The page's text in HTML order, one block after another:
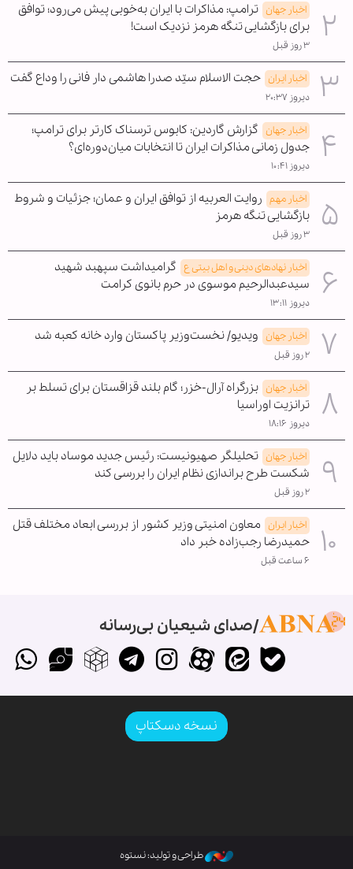
اخبار جهان ترامپ: مذاکرات با ایران به‌خوبی پیش می‌رود؛ توافق
برای بازگشایی تنگه هرمز نزدیک است!
۳ روز قبل
اخبار ایران حجت الاسلام سیّد صدرا هاشمی دار فانی را وداع گفت
دیروز ۲۰:۳۷
اخبار جهان گزارش گاردین: کابوس ترسناک کارتر برای ترامپ؛
جدول زمانی مذاکرات ایران تا انتخابات میان‌دوره‌ای؟
دیروز ۱۰:۴۱
اخبار مهم روایت العربیه از توافق ایران و عمان؛ جزئیات و شروط
بازگشایی تنگه هرمز
۳ روز قبل
اخبار نهادهای دینی و اهل بیتی ع گرامیداشت سپهبد شهید
سیدعبدالرحیم موسوی در حرم بانوی کرامت
دیروز ۱۳:۱۱
اخبار جهان ویدیو/ نخست‌وزیر پاکستان وارد خانه کعبه شد
۲ روز قبل
اخبار جهان بزرگراه آرال-خزر؛ گام بلند قزاقستان برای تسلط بر
ترانزیت اوراسیا
دیروز ۱۸:۱۶
اخبار جهان تحلیلگر صهیونیست: رئیس جدید موساد باید دلایل
شکست طرح براندازی نظام ایران را بررسی کند
۲ روز قبل
اخبار ایران معاون امنیتی وزیر کشور از بررسی ابعاد مختلف قتل
حمیدرضا رجب‌زاده خبر داد
۶ ساعت قبل
صدای شیعیان بی‌رسانه
نسخه دسکتاپ
طراحی و تولید: نستوه